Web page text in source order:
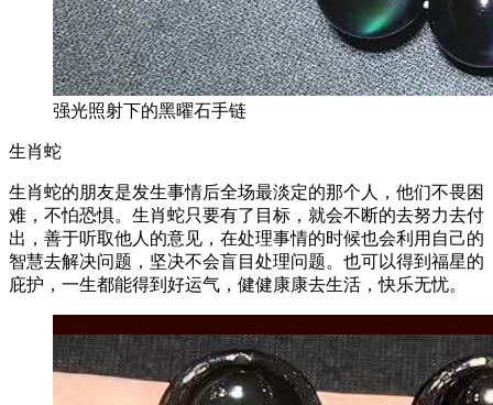
强光照射下的黑曜石手链
生肖蛇
生肖蛇的朋友是发生事情后全场最淡定的那个人，他们不畏困
难，不怕恐惧。生肖蛇只要有了目标，就会不断的去努力去付
出，善于听取他人的意见，在处理事情的时候也会利用自己的
智慧去解决问题，坚决不会盲目处理问题。也可以得到福星的
庇护，一生都能得到好运气，健健康康去生活，快乐无忧。